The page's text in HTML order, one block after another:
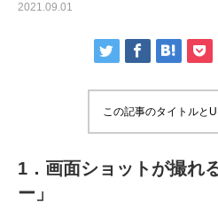
2021.09.01
この記事のタイトルと
1．画面ショットが撮れ
ー」